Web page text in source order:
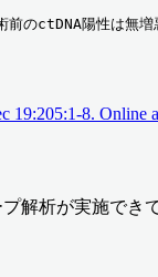
術前のctDNA
19:205:1-8. Online
解析が実施でき